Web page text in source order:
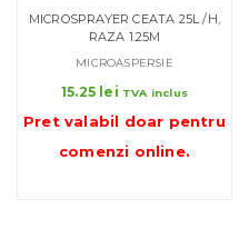
MICROSPRAYER CEATA 25L /H,
RAZA 1.25M
MICROASPERSIE
15.25 lei TVA inclus
Pret valabil doar pentru
comenzi online.